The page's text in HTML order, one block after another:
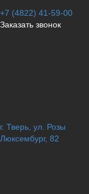
+7 (4822) 41-59-00
Заказать звонок
г. Тверь, ул. Розы
Люксембург, 82